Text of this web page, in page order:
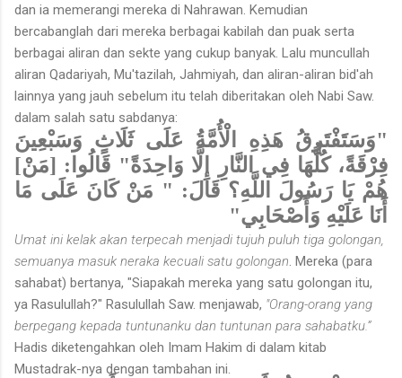
dan ia memerangi mereka di Nahrawan. Kemudian
bercabanglah dari mereka berbagai kabilah dan puak serta
berbagai aliran dan sekte yang cukup banyak. Lalu muncullah
aliran Qadariyah, Mu'tazilah, Jahmiyah, dan aliran-aliran bid'ah
lainnya yang jauh sebelum itu telah diberitakan oleh Nabi Saw.
dalam salah satu sabdanya:
"وَسَتَفْتَرِقُ هَذِهِ الْأُمَّةُ عَلَى ثَلَاثٍ وَسَبْعِينَ
فِرْقَةً، كُلُّهَا فِي النَّارِ إِلَّا وَاحِدَةً" قَالُوا: [مَنْ]
هُمْ يَا رَسُولَ اللَّهِ؟ قَالَ: " مَنْ كَانَ عَلَى مَا
أَنَا عَلَيْهِ وَأَصْحَابِي"
Umat ini kelak akan terpecah menjadi tujuh puluh tiga golongan,
semuanya masuk neraka kecuali satu golongan . Mereka (para
sahabat) bertanya, "Siapakah mereka yang satu golongan itu,
ya Rasulullah?" Rasulullah Saw. menjawab, "Orang-orang yang
berpegang kepada tuntunanku dan tuntunan para sahabatku.”
Hadis diketengahkan oleh Imam Hakim di dalam kitab
Mustadrak-nya dengan tambahan ini.